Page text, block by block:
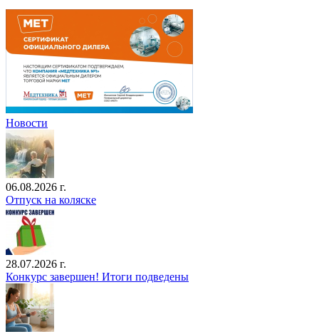
Новости
06.08.2026 г.
Отпуск на коляске
28.07.2026 г.
Конкурс завершен! Итоги подведены